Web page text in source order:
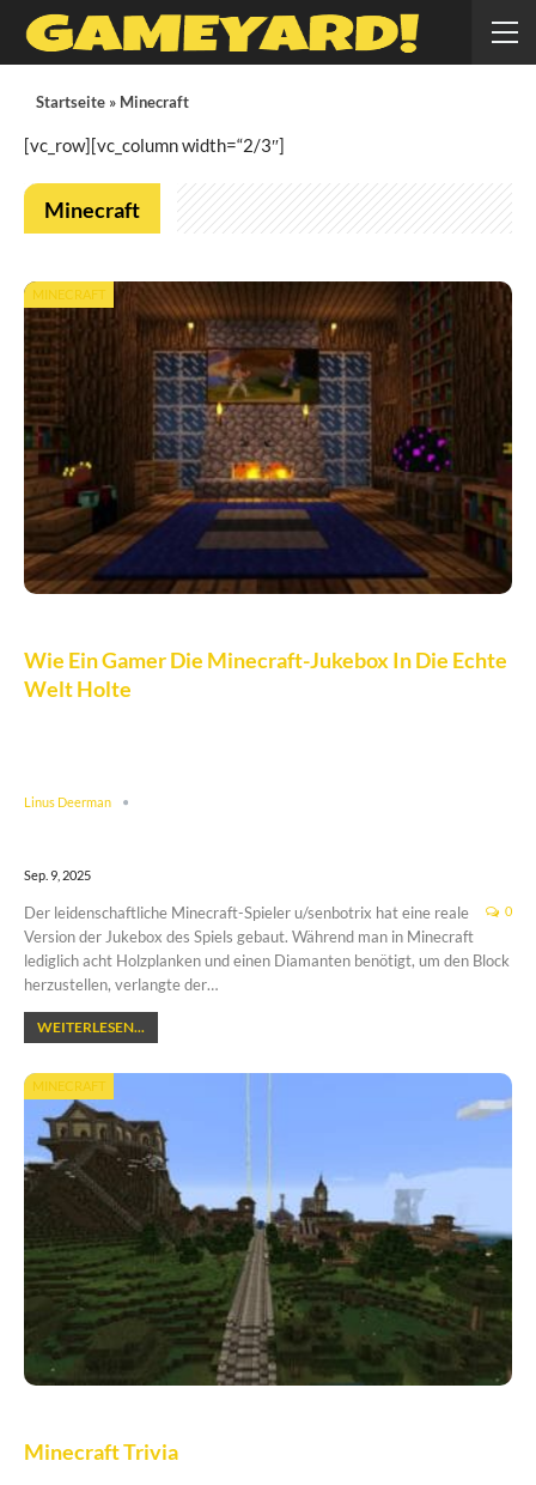
Startseite » Minecraft
[vc_row][vc_column width=“2/3″]
Minecraft
MINECRAFT
Wie Ein Gamer Die Minecraft-Jukebox In Die Echte
Welt Holte
Linus Deerman
Sep. 9, 2025
0
Der leidenschaftliche Minecraft-Spieler u/senbotrix hat eine reale
Version der Jukebox des Spiels gebaut. Während man in Minecraft
lediglich acht Holzplanken und einen Diamanten benötigt, um den Block
herzustellen, verlangte der…
WEITERLESEN...
MINECRAFT
Minecraft Trivia